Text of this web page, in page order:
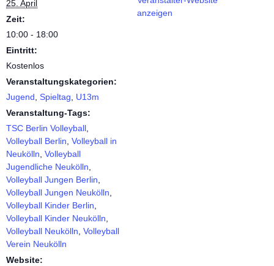
25. April
Zeit:
10:00 - 18:00
Eintritt:
Kostenlos
Veranstaltungskategorien:
Jugend, Spieltag, U13m
Veranstaltung-Tags:
TSC Berlin Volleyball,
Volleyball Berlin, Volleyball in
Neukölln, Volleyball
Jugendliche Neukölln,
Volleyball Jungen Berlin,
Volleyball Jungen Neukölln,
Volleyball Kinder Berlin,
Volleyball Kinder Neukölln,
Volleyball Neukölln, Volleyball
Verein Neukölln
Website:
anzeigen